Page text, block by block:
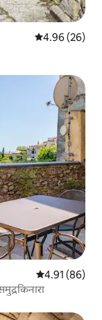
5 पैकी 4.96
4.96 (26)
5 पैकी 4.91
4.91 (86)